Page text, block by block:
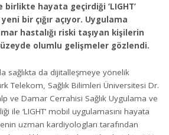
hayata geçirdiği ‘LIGHT’
bir çığır açıyor. Uygulama
hastalığı riski taşıyan kişilerin
olumlu gelişmeler gözlendi.
sağlıkta da dijitalleşmeye yönelik
Telekom, Sağlık Bilimleri Üniversitesi Dr.
ve Damar Cerrahisi Sağlık Uygulama ve
ile ‘LIGHT’ mobil uygulamasını hayata
uzman kardiyologları tarafından